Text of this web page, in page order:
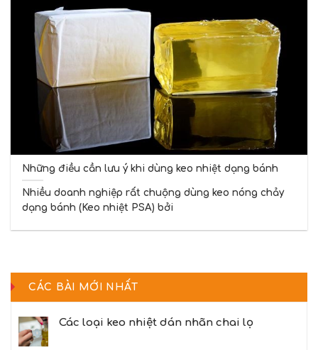
Những điều cần lưu ý khi dùng keo nhiệt dạng bánh
Nhiều doanh nghiệp rất chuộng dùng keo nóng chảy
dạng bánh (Keo nhiệt PSA) bởi
CÁC BÀI MỚI NHẤT
Các loại keo nhiệt dán nhãn chai lọ